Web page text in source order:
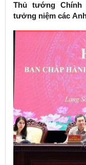
Thủ tướng
tưởng niệm các